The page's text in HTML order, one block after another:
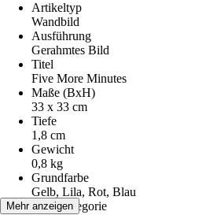
Artikeltyp
Wandbild
Ausführung
Gerahmtes Bild
Titel
Five More Minutes
Maße (BxH)
33 x 33 cm
Tiefe
1,8 cm
Gewicht
0,8 kg
Grundfarbe
Gelb, Lila, Rot, Blau
Motivkategorie
Mehr anzeigen